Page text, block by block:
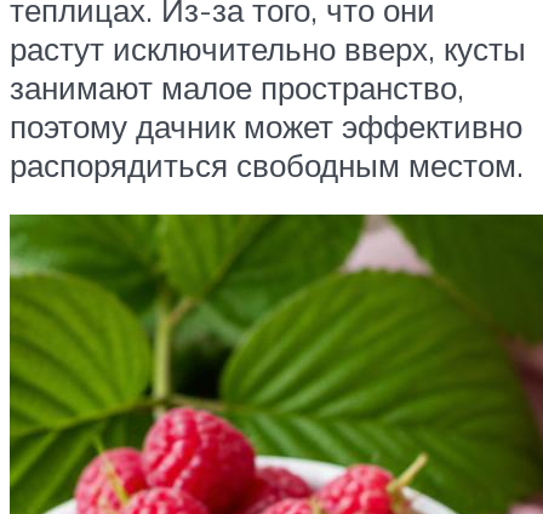
теплицах. Из-за того, что они
растут исключительно вверх, кусты
занимают малое пространство,
поэтому дачник может эффективно
распорядиться свободным местом.